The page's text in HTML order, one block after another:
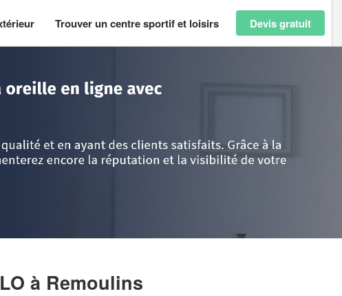
Trouver un centre sportif et loisirs Devis gratuit
à Remoulins